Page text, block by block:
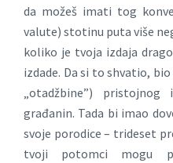
da možeš imati tog
valute) stotinu puta više
koliko je tvoja izdaja
izdade. Da si to shvatio,
„otadžbine”)
građanin. Tada bi imao
svoje porodice – trideset
tvoji potomci mogu